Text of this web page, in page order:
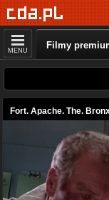
MENU Filmy
Fort. Apache. The.